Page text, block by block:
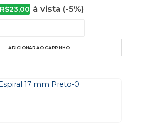
R$23,00 à vista (-5%)
ADICIONAR AO CARRINHO